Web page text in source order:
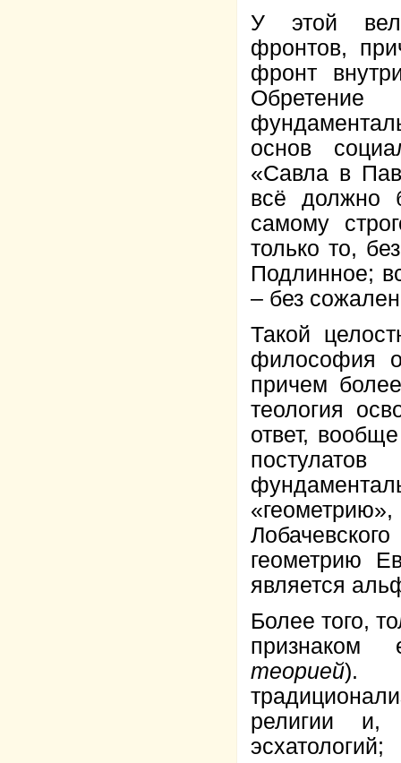
У этой
фронтов,
фронт
Обретение
основ
«Савла в
всё должно
самому
только то,
Подлинное;
– без
Такой
философия
причем
теология
ответ,
геометрию
является
Более того,
признаком
теорией).
религии и,